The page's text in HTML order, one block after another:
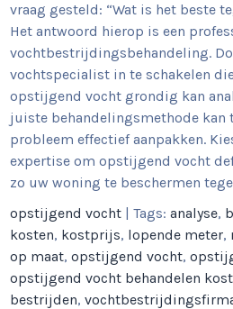
vraag gesteld: “Wat is het beste
Het antwoord hierop is een
vochtbestrijdingsbehandeling.
vochtspecialist in te schakelen
opstijgend vocht grondig kan
juiste behandelingsmethode kan
probleem effectief aanpakken.
expertise om opstijgend vocht
zo uw woning te beschermen
opstijgend vocht | Tags:analyse,
kosten, kostprijs, lopende meter,
op maat,opstijgend vocht,
opstijgend vocht behandelen
bestrijden,